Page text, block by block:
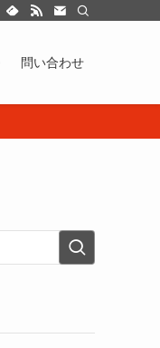
問い合わせ